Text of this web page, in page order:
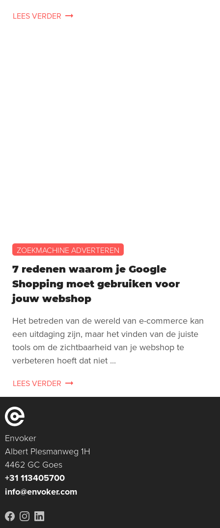
LEES VERDER
ZOEKMACHINE ADVERTEREN
7 redenen waarom je Google
Shopping moet gebruiken voor
jouw webshop
Het betreden van de wereld van e-commerce kan
een uitdaging zijn, maar het vinden van de juiste
tools om de zichtbaarheid van je webshop te
verbeteren hoeft dat niet ...
LEES VERDER
Envoker
Albert Plesmanweg 1H
4462 GC Goes
+31 113405700
info@envoker.com